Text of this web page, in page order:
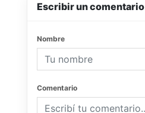
Escribir un comentario
Nombre
Comentario